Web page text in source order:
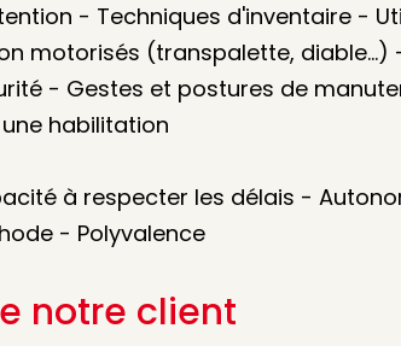
- Techniques d'inventaire -
motorisés (transpalette, diable...)
- Gestes et postures de
habilitation
à respecter les délais -
- Polyvalence
notre client